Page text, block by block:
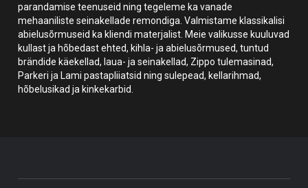
parandamise teenuseid ning tegeleme ka vanade
mehaaniliste seinakellade remondiga. Valmistame klassikalisi
abielusõrmuseid ka kliendi materjalist. Meie valikusse kuuluvad
kullast ja hõbedast ehted, kihla- ja abielusõrmused, tuntud
brändide käekellad, laua- ja seinakellad, Zippo tulemasinad,
Parkeri ja Lami pastapliiatsid ning sulepead, kellarihmad,
hõbelusikad ja kinkekarbid.